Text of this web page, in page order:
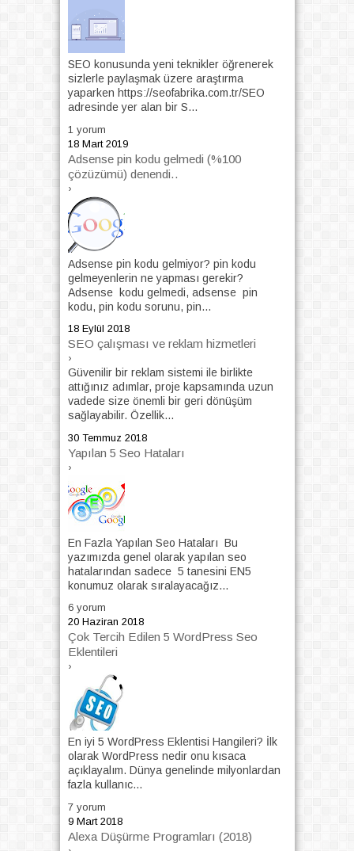
SEO konusunda yeni teknikler öğrenerek
sizlerle paylaşmak üzere araştırma
yaparken https://seofabrika.com.tr/SEO
adresinde yer alan bir S...
1 yorum
18 Mart 2019
Adsense pin kodu gelmedi (%100
çözüzümü) denendi..
›
Adsense pin kodu gelmiyor? pin kodu
gelmeyenlerin ne yapması gerekir?
Adsense kodu gelmedi, adsense pin
kodu, pin kodu sorunu, pin...
18 Eylül 2018
SEO çalışması ve reklam hizmetleri
›
Güvenilir bir reklam sistemi ile birlikte
attığınız adımlar, proje kapsamında uzun
vadede size önemli bir geri dönüşüm
sağlayabilir. Özellik...
30 Temmuz 2018
Yapılan 5 Seo Hataları
›
En Fazla Yapılan Seo Hataları Bu
yazımızda genel olarak yapılan seo
hatalarından sadece 5 tanesini EN5
konumuz olarak sıralayacağız...
6 yorum
20 Haziran 2018
Çok Tercih Edilen 5 WordPress Seo
Eklentileri
›
En iyi 5 WordPress Eklentisi Hangileri? İlk
olarak WordPress nedir onu kısaca
açıklayalım. Dünya genelinde milyonlardan
fazla kullanıc...
7 yorum
9 Mart 2018
Alexa Düşürme Programları (2018)